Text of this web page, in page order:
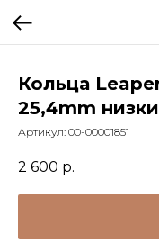
Кольца
25,4mm
Артикул: 00-00001851
2 600 р.